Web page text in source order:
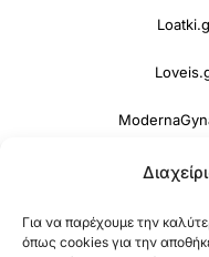
Για να παρέχουμε την
όπως cookies για την